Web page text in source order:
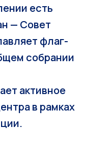
есть
— Совет
флаг-
собрании
активное
в рамках